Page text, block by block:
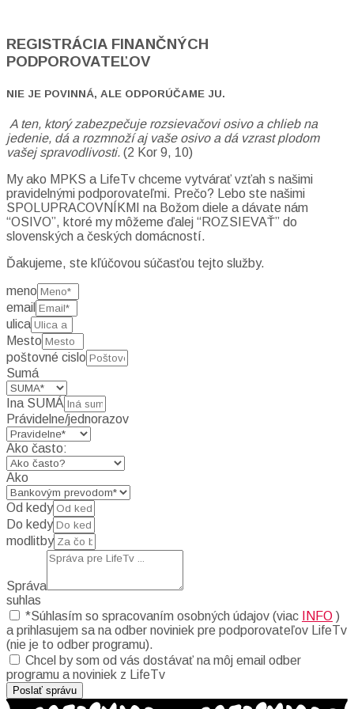
REGISTRÁCIA FINANČNÝCH
PODPOROVATEĽOV
NIE JE POVINNÁ, ALE ODPORÚČAME JU.
A ten, ktorý zabezpečuje rozsievačovi osivo a chlieb na
jedenie, dá a rozmnoží aj vaše osivo a dá vzrast plodom
vašej spravodlivosti. (2 Kor 9, 10)
My ako MPKS a LifeTv chceme vytvárať vzťah s našimi
pravidelnými podporovateľmi. Prečo? Lebo ste našimi
SPOLUPRACOVNÍKMI na Božom diele a dávate nám
“OSIVO”, ktoré my môžeme ďalej “ROZSIEVAŤ” do
slovenských a českých domácností.
Ďakujeme, ste kľúčovou súčasťou tejto služby.
meno
email
ulica
Mesto
poštovné cislo
Sumá
Ina SUMÁ
Právidelne/jednorazov
Ako často:
Ako
Od kedy
Do kedy
modlitby
Správa
suhlas
*Súhlasím so spracovaním osobných údajov (viac
INFO )
a prihlasujem sa na odber noviniek pre podporovateľov LifeTv
(nie je to odber programu).
Chcel by som od vás dostávať na môj email odber
programu a noviniek z LifeTv
Poslať správu